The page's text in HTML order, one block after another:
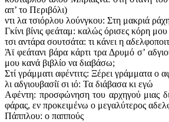
απ’ το Περιβόλι)
ντι λα τσιόρλου λούνγκου: Στη μακριά
Γκίνι βίνις φεάταμ: καλώς όρισες κόρη μου
τσι αντάρα σουτσάτα: τι κάνει η
Άϊ φεάτανι βάρα κάρτι τρα Δρυμό σ’
μου κανά βιβλίο να διαβάσω;
Στί γράμματι αφέντιτς: Ξέρει γράμματα ο
λι αδγιουβασίϊ σι ιό: Τα διάβασα κι εγώ
Αφέντη: προσφώνηση του αρχηγού μιας
φάρας, εν προκειμένω ο μεγαλύτερος
Πάππλου: ο παππούς